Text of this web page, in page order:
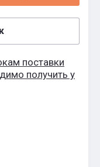
поставки
получить у